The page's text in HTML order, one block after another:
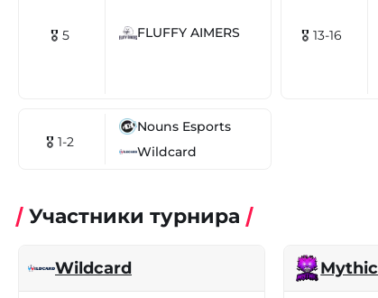
🎖 5 FLUFFY AIMERS 🎖 13-16
🎖 1-2
Nouns Esports
Wildcard
Участники турнира
Wildcard Mythic